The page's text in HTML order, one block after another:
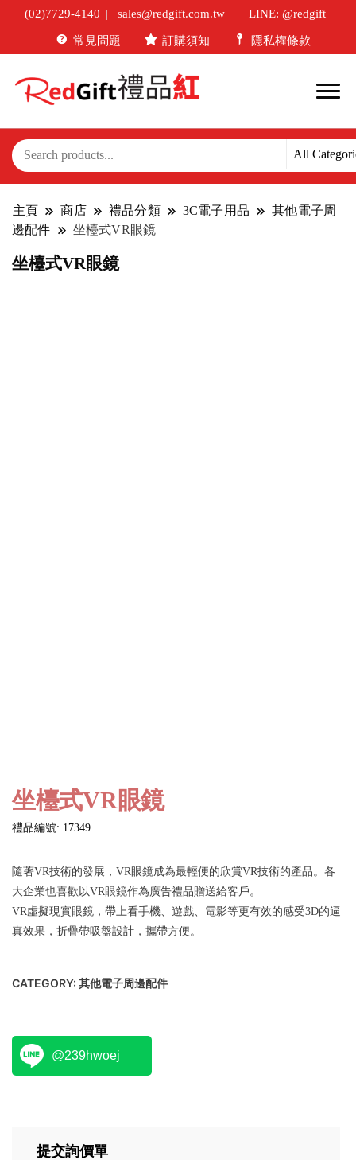
(02)7729-4140 sales@redgift.com.tw LINE: @redgift
常見問題 訂購須知 隱私權條款
主頁 商店 禮品分類 3C電子用品
其他電子周
邊配件
坐檯式VR眼鏡
坐檯式VR眼鏡
坐檯式VR眼鏡
禮品編號: 17349
隨著VR技術的發展，VR眼鏡成為最輕便的欣賞VR技術的產品。各
大企業也喜歡以VR眼鏡作為廣告禮品贈送給客戶。
VR虛擬現實眼鏡，帶上看手機、遊戲、電影等更有效的感受3D的逼
真效果，折疊帶吸盤設計，攜帶方便。
CATEGORY: 其他電子周邊配件
@239hwoej
提交詢價單